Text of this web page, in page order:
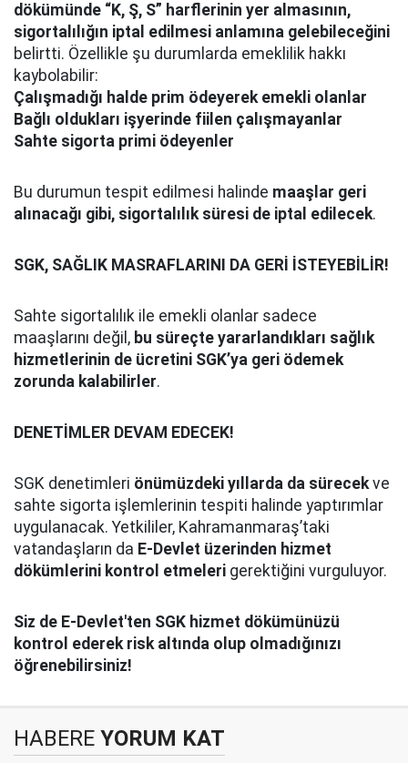
dökümünde “K, Ş, S” harflerinin yer almasının,
sigortalılığın iptal edilmesi anlamına gelebileceğini
belirtti. Özellikle şu durumlarda emeklilik hakkı
kaybolabilir:
Çalışmadığı halde prim ödeyerek emekli olanlar
Bağlı oldukları işyerinde fiilen çalışmayanlar
Sahte sigorta primi ödeyenler
Bu durumun tespit edilmesi halinde maaşlar geri
alınacağı gibi, sigortalılık süresi de iptal edilecek.
SGK, SAĞLIK MASRAFLARINI DA GERİ İSTEYEBİLİR!
Sahte sigortalılık ile emekli olanlar sadece
maaşlarını değil, bu süreçte yararlandıkları sağlık
hizmetlerinin de ücretini SGK’ya geri ödemek
zorunda kalabilirler.
DENETİMLER DEVAM EDECEK!
SGK denetimleri önümüzdeki yıllarda da sürecekve
sahte sigorta işlemlerinin tespiti halinde yaptırımlar
uygulanacak. Yetkililer, Kahramanmaraş’taki
vatandaşların da E-Devlet üzerinden hizmet
dökümlerini kontrol etmeleri gerektiğini vurguluyor.
Siz de E-Devlet'ten SGK hizmet dökümünüzü
kontrol ederek risk altında olup olmadığınızı
öğrenebilirsiniz!
HABERE YORUM KAT